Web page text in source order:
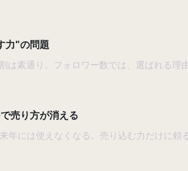
力"の問題
は素通り。フォロワー数では、選ばれる理
売り方が消える
年には使えなくなる。売り込む力だけに頼